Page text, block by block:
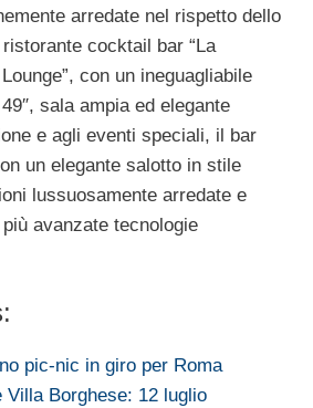
arredate nel rispetto dello
cocktail bar “La
con un ineguagliabile
sala ampia ed elegante
e agli eventi speciali, il bar
un elegante salotto in stile
lussuosamente arredate e
avanzate tecnologie
pic-nic in giro per Roma
Villa Borghese: 12 luglio